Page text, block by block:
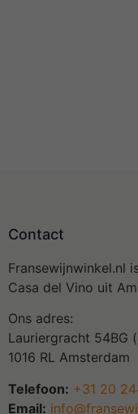
Contact
Fransewijnwinkel.nl
Casa del Vino uit
Ons adres:
Lauriergracht 54BG
1016 RL Amsterdam
Telefoon: +31 20
Email: